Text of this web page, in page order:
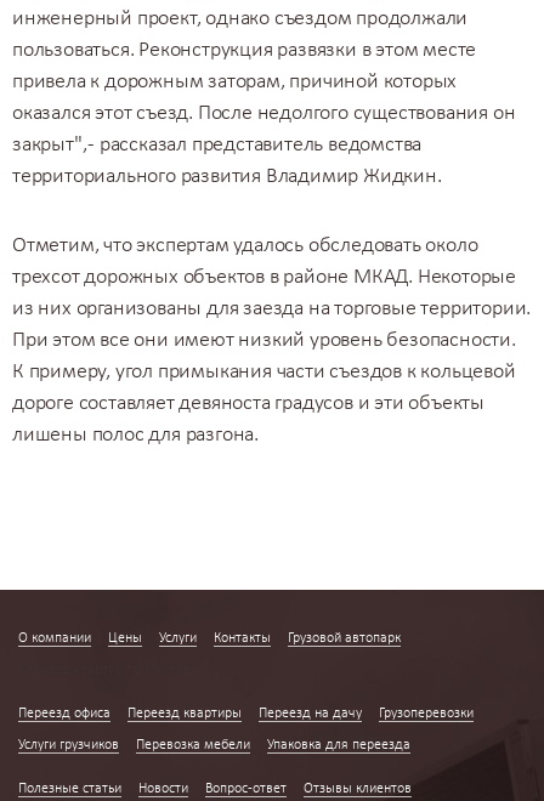
инженерный проект, однако съездом продолжали
пользоваться. Реконструкция развязки в этом месте
привела к дорожным заторам, причиной которых
оказался этот съезд. После недолгого существования он
закрыт", - рассказал представитель ведомства
территориального развития Владимир Жидкин.
Отметим, что экспертам удалось обследовать около
трехсот дорожных объектов в районе МКАД. Некоторые
из них организованы для заезда на торговые территории.
При этом все они имеют низкий уровень безопасности.
К примеру, угол примыкания части съездов к кольцевой
дороге составляет девяноста градусов и эти объекты
лишены полос для разгона.
О компании Цены Услуги Контакты Грузовой автопарк
Переезд офиса Переезд квартиры Переезд на дачу Грузоперевозки
Услуги грузчиков Перевозка мебели Упаковка для переезда
Полезные статьи Новости Вопрос-ответ Отзывы клиентов